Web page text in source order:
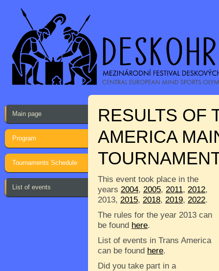
Main page
Program
Tournaments Schedule
List of events
RESULTS OF
AMERICA
This event took place in the
years 2004, 2005, 2011, 2012,
2013, 2015, 2018, 2019, 2022.
The rules for the year 2013 can
be found here.
List of events in Trans America
can be found here.
Did you take part in a